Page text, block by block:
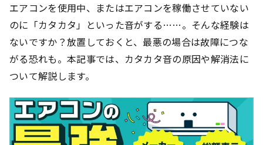
エアコンを使用中、またはエアコンを稼働させていない
のに「カタカタ」といった音がする……。そんな経験は
ないですか？放置しておくと、最悪の場合は故障につな
がる恐れも。本記事では、カタカタ音の原因や解消法に
ついて解説します。